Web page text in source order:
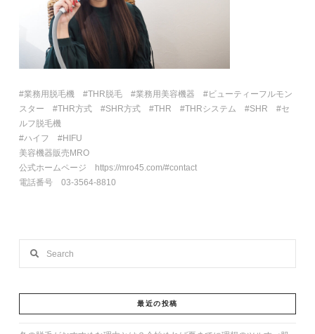
#業務用脱毛機 #THR脱毛 #業務用美容機器 #ビューティーフルモン
スター #THR方式 #SHR方式 #THR #THRシステム #SHR #セ
ルフ脱毛機
#ハイフ #HIFU
美容機器販売MRO
公式ホームページ https://mro45.com/#contact
電話番号 03-3564-8810
最近の投稿